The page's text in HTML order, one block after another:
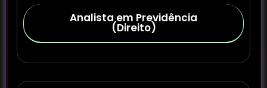
Analista em Previdência
(Direito)